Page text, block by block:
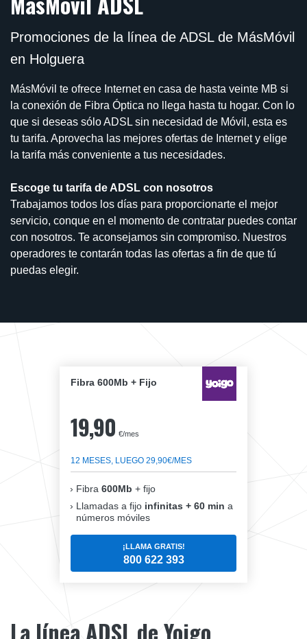
Promociones de la línea de ADSL de MásMóvil
en Holguera
MásMóvil te ofrece Internet en casa de hasta veinte MB si
la conexión de Fibra Óptica no llega hasta tu hogar. Con lo
que si deseas sólo ADSL sin necesidad de Móvil, esta es
tu tarifa. Aprovecha las mejores ofertas de Internet y elige
la tarifa más conveniente a tus necesidades.
Escoge tu tarifa de ADSL con nosotros
Trabajamos todos los días para proporcionarte el mejor
servicio, conque en el momento de contratar puedes contar
con nosotros. Te aconsejamos sin compromiso. Nuestros
operadores te contarán todas las ofertas a fin de que tú
puedas elegir.
Fibra 600Mb + Fijo
19,90 €/mes
12 MESES, LUEGO 29,90€/MES
Fibra 600Mb + fijo
Llamadas a fijo infinitas + 60 min a
números móviles
¡LLAMA GRATIS!
800 622 393
La línea ADSL de Yoigo